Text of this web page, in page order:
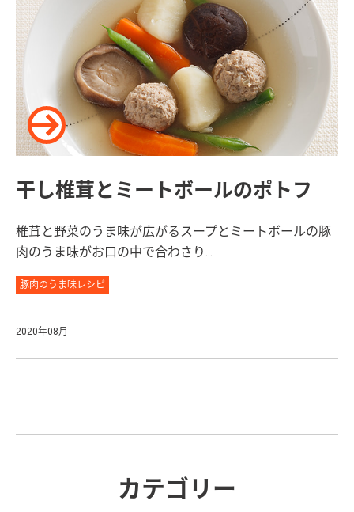
干し椎茸とミートボールのポトフ
椎茸と野菜のうま味が広がるスープとミートボールの豚
肉のうま味がお口の中で合わさり...
豚肉のうま味レシピ
2020年08月
カテゴリー